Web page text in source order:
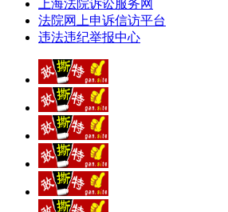
上海法院诉讼服务网
法院网上申诉信访平台
违法违纪举报中心